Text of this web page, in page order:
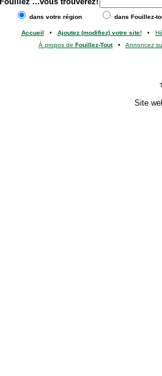
dans votre région dans Fouillez-
Accueil • Ajoutez (modifiez) votre site!•
À propos de Fouillez-Tout• Annoncez
Site